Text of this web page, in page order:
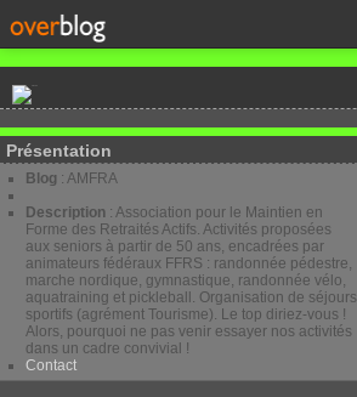
Présentation
Blog : AMFRA
Description : Association pour le Maintien en
Forme des Retraités Actifs. Activités proposées
aux seniors à partir de 50 ans, encadrées par
animateurs fédéraux FFRS : randonnée pédestre,
marche nordique, gymnastique, randonnée vélo,
aquatraining et pickleball. Organisation de séjours
sportifs (agrément Tourisme). Le top diriez-vous !
Alors, pourquoi ne pas venir essayer nos activités
dans un cadre convivial !
Contact